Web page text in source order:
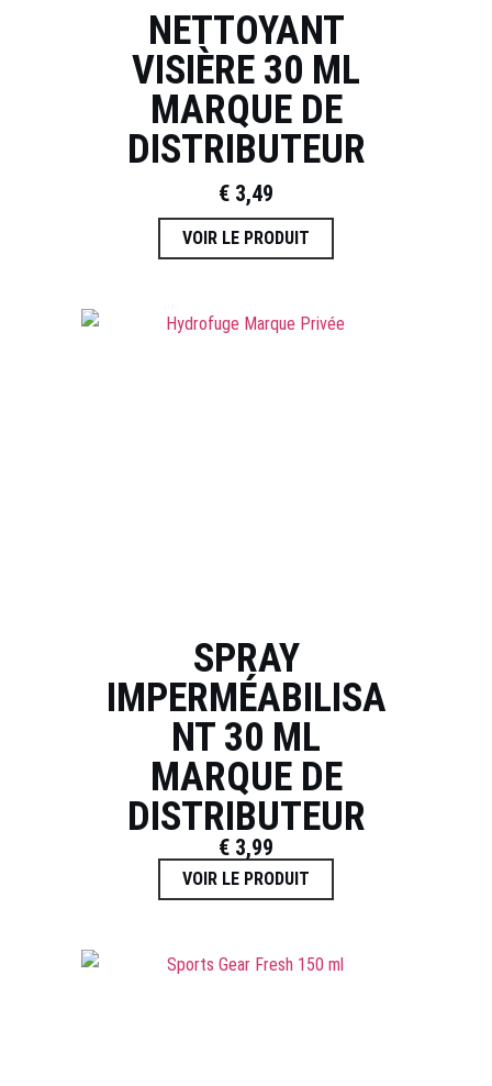
NETTOYANT
VISIÈRE 30 ML
MARQUE DE
DISTRIBUTEUR
€ 3,49
VOIR LE PRODUIT
SPRAY
IMPERMÉABILISA
NT 30 ML
MARQUE DE
DISTRIBUTEUR
€ 3,99
VOIR LE PRODUIT